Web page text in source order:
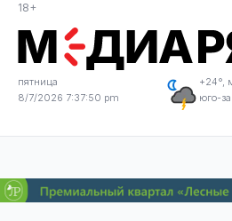
18+
пятница
8/7/2026 7:37:51 pm
+24°,
юго-